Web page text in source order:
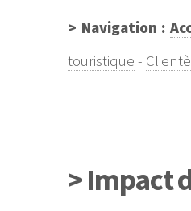
> Navigation :
touristique -
> Impact